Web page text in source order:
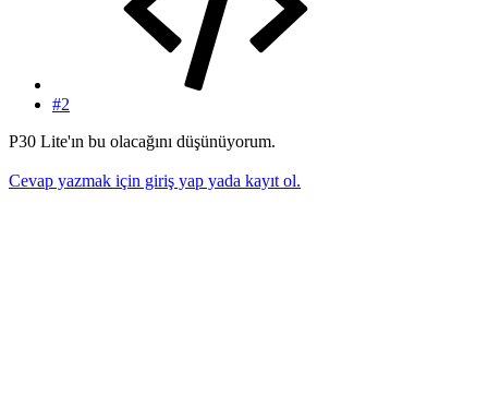
#2
P30 Lite'ın bu olacağını düşünüyorum.
Cevap yazmak için giriş yap yada kayıt ol.